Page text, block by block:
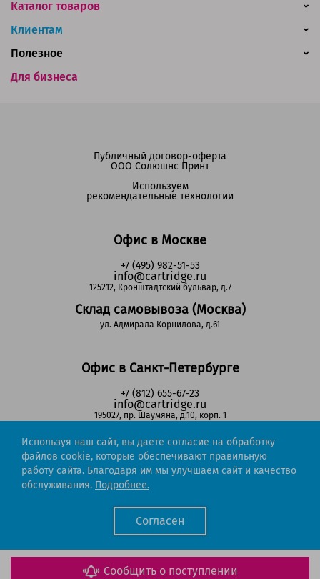
Сообщить о поступлении
Каталог товаров
Клиентам
Для бизнеса
Полезное
Офис в Москве
+7 (495) 982-51-53
info@cartridge.ru
125212, Кронштадтский бульвар, д.7
Склад самовывоза (Москва)
ул. Адмирала Корнилова, д.61
Офис в Санкт-Петербурге
+7 (812) 655-67-23
info@cartridge.ru
195027, пр. Шаумяна, д.10, корп. 1
Склад самовывоза (Санкт-Петербург)
пр-т Маршала Блюхера, д.78Б
8-800-302-51-53
(звонок бесплатный)
Публичный договор-оферта
ООО Солюшнс Принт
Используем
рекомендательные технологии
Cartridge.ru 2012-2026. Все права защищены
Используя наш сайт, вы даете согласие на обработку
файлов cookie, которые обеспечивают правильную
работу сайта. Благодаря им мы улучшаем сайт и качество
обслуживания. Подробнее.
Согласен